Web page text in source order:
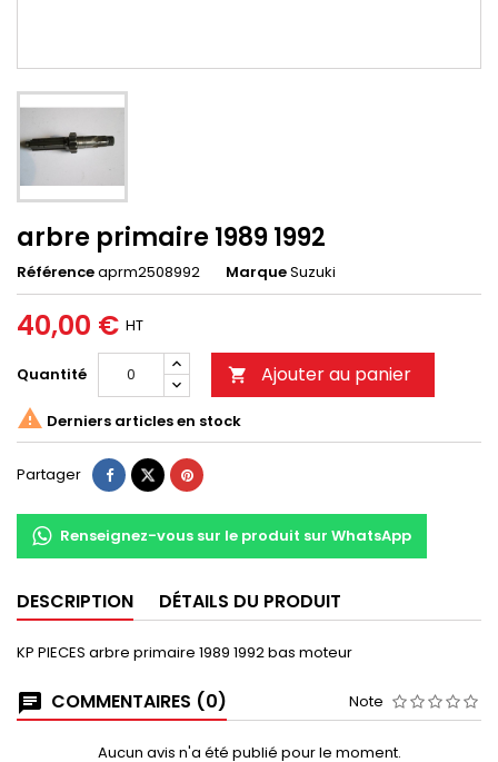
arbre primaire 1989 1992
Référenceaprm2508992 MarqueSuzuki
40,00 € HT
Quantité  Ajouter au panier
 Derniers articles en stock
Partager
Renseignez-vous sur le produit sur WhatsApp
DESCRIPTION DÉTAILS DU PRODUIT
KP PIECES arbre primaire 1989 1992 bas moteur
COMMENTAIRES (0) Note
Aucun avis n'a été publié pour le moment.